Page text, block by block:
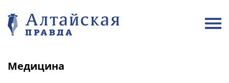
Медицина